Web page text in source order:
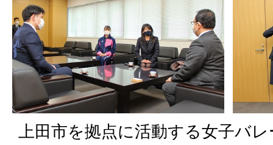
上田市を拠点に活動する女子バ